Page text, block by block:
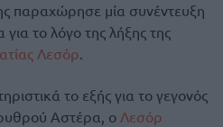
παραχώρησε μία συνέντευξη
το λόγο της λήξης της
Λεσόρ.
το εξής για το γεγονός
Αστέρα, ο Λεσόρ